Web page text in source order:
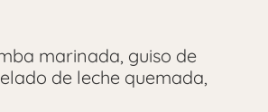
marinada, guiso de
de leche quemada,